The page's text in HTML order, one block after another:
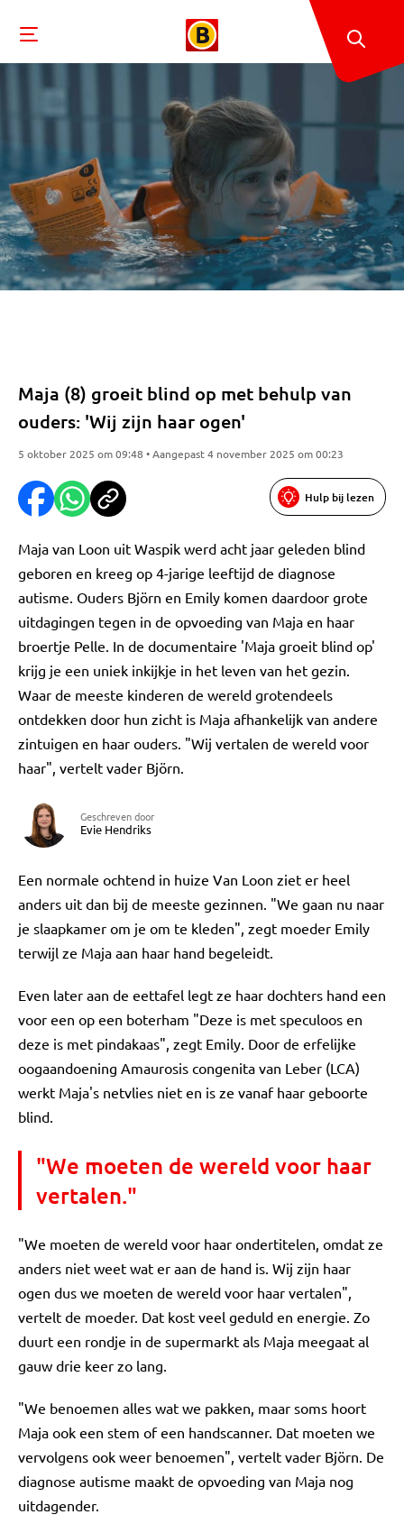
Maja (8) groeit blind op met behulp van
ouders: 'Wij zijn haar ogen'
5 oktober 2025 om 09:48 • Aangepast 4 november 2025 om 00:23
Hulp bij lezen
Maja van Loon uit Waspik werd acht jaar geleden blind
geboren en kreeg op 4-jarige leeftijd de diagnose
autisme. Ouders Björn en Emily komen daardoor grote
uitdagingen tegen in de opvoeding van Maja en haar
broertje Pelle. In de documentaire 'Maja groeit blind op'
krijg je een uniek inkijkje in het leven van het gezin.
Waar de meeste kinderen de wereld grotendeels
ontdekken door hun zicht is Maja afhankelijk van andere
zintuigen en haar ouders. "Wij vertalen de wereld voor
haar", vertelt vader Björn.
Geschreven door
Evie Hendriks
Een normale ochtend in huize Van Loon ziet er heel
anders uit dan bij de meeste gezinnen. "We gaan nu naar
je slaapkamer om je om te kleden", zegt moeder Emily
terwijl ze Maja aan haar hand begeleidt.
Even later aan de eettafel legt ze haar dochters hand een
voor een op een boterham "Deze is met speculoos en
deze is met pindakaas", zegt Emily. Door de erfelijke
oogaandoening Amaurosis congenita van Leber (LCA)
werkt Maja's netvlies niet en is ze vanaf haar geboorte
blind.
"We moeten de wereld voor haar
vertalen."
"We moeten de wereld voor haar ondertitelen, omdat ze
anders niet weet wat er aan de hand is. Wij zijn haar
ogen dus we moeten de wereld voor haar vertalen",
vertelt de moeder. Dat kost veel geduld en energie. Zo
duurt een rondje in de supermarkt als Maja meegaat al
gauw drie keer zo lang.
"We benoemen alles wat we pakken, maar soms hoort
Maja ook een stem of een handscanner. Dat moeten we
vervolgens ook weer benoemen", vertelt vader Björn. De
diagnose autisme maakt de opvoeding van Maja nog
uitdagender.